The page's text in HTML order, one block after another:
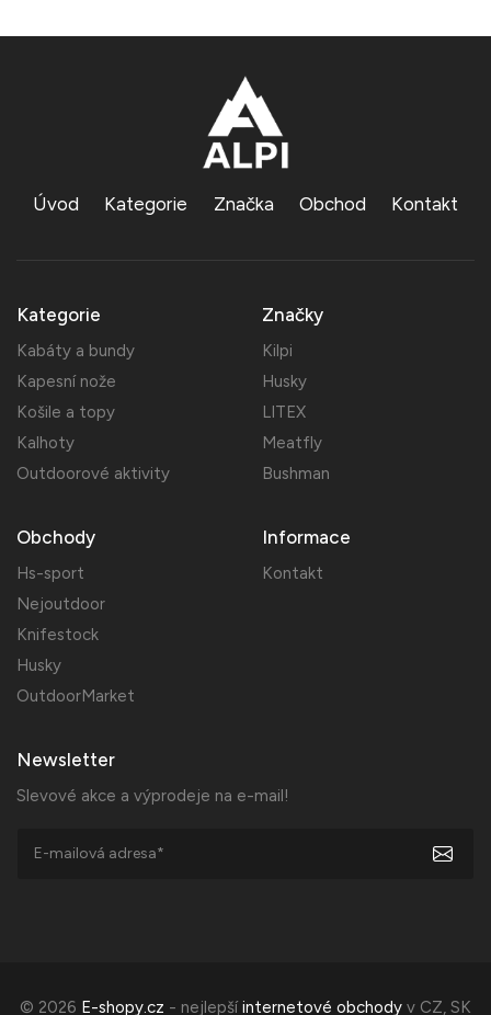
Úvod Kategorie Značka Obchod Kontakt
Kategorie
Kabáty a bundy
Kapesní nože
Košile a topy
Kalhoty
Outdoorové aktivity
Značky
Kilpi
Husky
LITEX
Meatfly
Bushman
Obchody
Hs-sport
Nejoutdoor
Knifestock
Husky
OutdoorMarket
Informace
Kontakt
Newsletter
Slevové akce a výprodeje na e-mail!
© 2026 E-shopy.cz - nejlepšíinternetové obchody v CZ, SK